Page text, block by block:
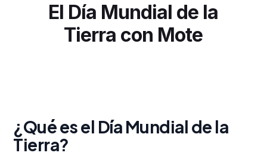
El Día Mundial de la
Tierra con Mote
¿Qué es el Día Mundial de la
Tierra?